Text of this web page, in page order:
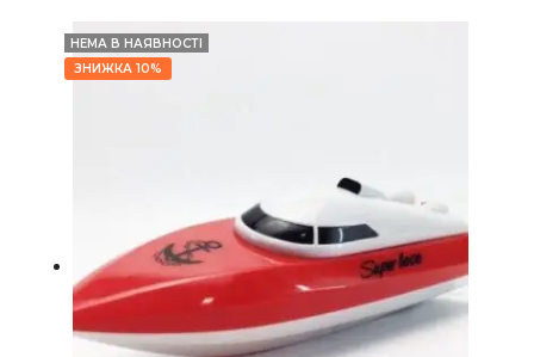
НЕМА В НАЯВНОСТІ
ЗНИЖКА 10%